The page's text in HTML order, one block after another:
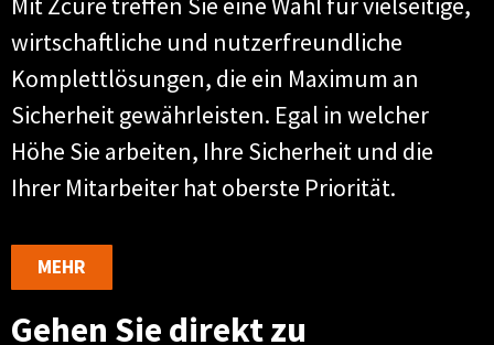
wirtschaftliche und nutzerfreundliche
Komplettlösungen, die ein Maximum an
Sicherheit gewährleisten. Egal in welcher
Höhe Sie arbeiten, Ihre Sicherheit und die
Ihrer Mitarbeiter hat oberste Priorität.
MEHR
Gehen Sie direkt zu